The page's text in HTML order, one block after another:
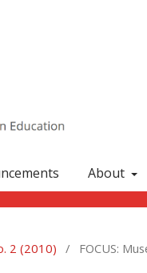
About
2 (2010) / FOCUS: